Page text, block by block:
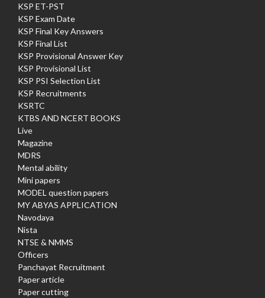
KSP ET-PST
KSP Exam Date
KSP Final Key Answers
KSP Final List
KSP Provisional Answer Key
KSP Provisional List
KSP PSI Selection List
KSP Recruitments
KSRTC
KTBS AND NCERT BOOKS
Live
Magazine
MDRS
Mental ability
Mini papers
MODEL question papers
MY ABYAS APPLICATION
Navodaya
Nista
NTSE & NMMS
Officers
Panchayat Recruitment
Paper article
Paper cutting